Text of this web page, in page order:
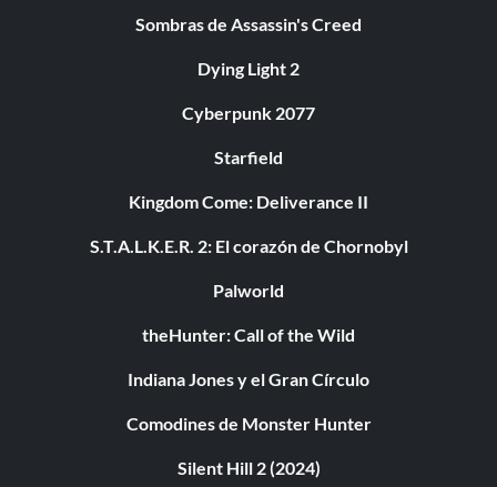
Sombras de Assassin's Creed
Dying Light 2
Cyberpunk 2077
Starfield
Kingdom Come: Deliverance II
S.T.A.L.K.E.R. 2: El corazón de Chornobyl
Palworld
theHunter: Call of the Wild
Indiana Jones y el Gran Círculo
Comodines de Monster Hunter
Silent Hill 2 (2024)